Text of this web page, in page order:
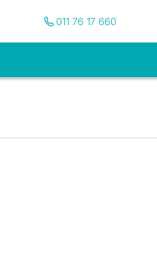
Pozovite nas
011 76 17 660